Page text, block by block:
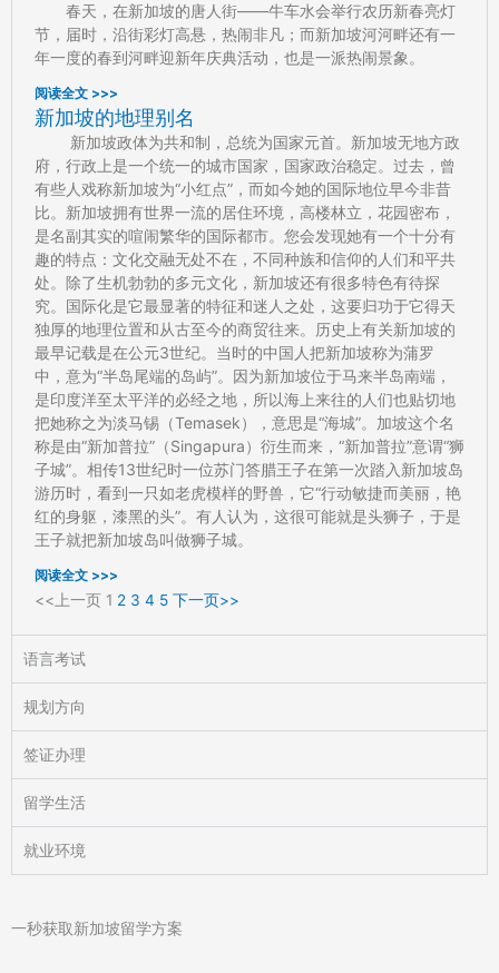
春天，在新加坡的唐人街——牛车水会举行农历新春亮灯
节，届时，沿街彩灯高悬，热闹非凡；而新加坡河河畔还有一
年一度的春到河畔迎新年庆典活动，也是一派热闹景象。
阅读全文 >>>
新加坡的地理别名
新加坡政体为共和制，总统为国家元首。新加坡无地方政
府，行政上是一个统一的城市国家，国家政治稳定。过去，曾
有些人戏称新加坡为“小红点”，而如今她的国际地位早今非昔
比。新加坡拥有世界一流的居住环境，高楼林立，花园密布，
是名副其实的喧闹繁华的国际都市。您会发现她有一个十分有
趣的特点：文化交融无处不在，不同种族和信仰的人们和平共
处。除了生机勃勃的多元文化，新加坡还有很多特色有待探
究。国际化是它最显著的特征和迷人之处，这要归功于它得天
独厚的地理位置和从古至今的商贸往来。历史上有关新加坡的
最早记载是在公元3世纪。当时的中国人把新加坡称为蒲罗
中，意为“半岛尾端的岛屿”。因为新加坡位于马来半岛南端，
是印度洋至太平洋的必经之地，所以海上来往的人们也贴切地
把她称之为淡马锡（Temasek），意思是“海城”。加坡这个名
称是由“新加普拉”（Singapura）衍生而来，“新加普拉”意谓“狮
子城”。相传13世纪时一位苏门答腊王子在第一次踏入新加坡岛
游历时，看到一只如老虎模样的野兽，它“行动敏捷而美丽，艳
红的身躯，漆黑的头”。有人认为，这很可能就是头狮子，于是
王子就把新加坡岛叫做狮子城。
阅读全文 >>>
<<上一页 1 2 3 4 5 下一页>>
语言考试
规划方向
签证办理
留学生活
就业环境
一秒获取新加坡留学方案